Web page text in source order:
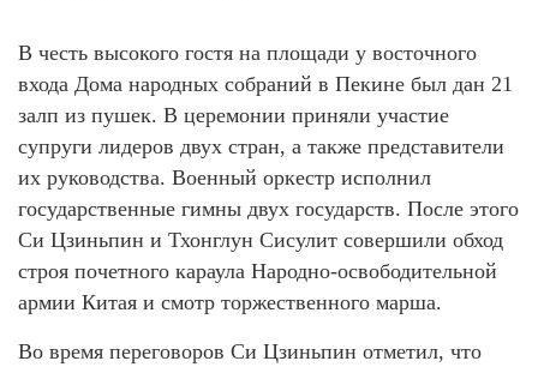
В честь высокого гостя на площади у восточного
входа Дома народных собраний в Пекине был дан 21
залп из пушек. В церемонии приняли участие
супруги лидеров двух стран, а также представители
их руководства. Военный оркестр исполнил
государственные гимны двух государств. После этого
Си Цзиньпин и Тхонглун Сисулит совершили обход
строя почетного караула Народно-освободительной
армии Китая и смотр торжественного марша.
Во время переговоров Си Цзиньпин отметил, что